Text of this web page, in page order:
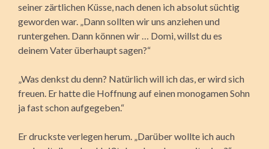
seiner zärtlichen Küsse, nach denen ich absolut süchtig
geworden war. „Dann sollten wir uns anziehen und
runtergehen. Dann können wir … Domi, willst du es
deinem Vater überhaupt sagen?“
„Was denkst du denn? Natürlich will ich das, er wird sich
freuen. Er hatte die Hoffnung auf einen monogamen Sohn
ja fast schon aufgegeben.“
Er druckste verlegen herum. „Darüber wollte ich auch